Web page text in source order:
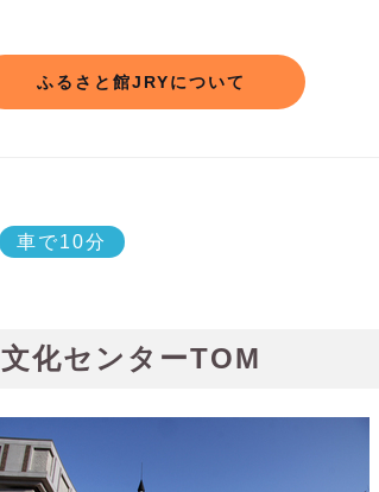
ふるさと館JRYについて
車で10分
文化センターTOM